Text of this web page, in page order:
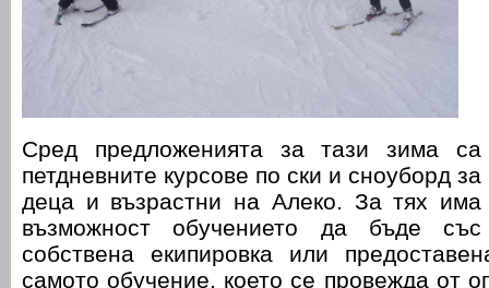
Сред предложенията за тази зима са
петдневните курсове по ски и сноуборд за
деца и възрастни на Алеко. За тях има
възможност обучението да бъде със
собствена екипировка или
самото обучение, което се провежда от